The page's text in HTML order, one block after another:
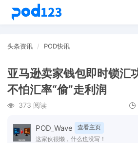
头条资讯 POD快讯
亚马逊卖家钱包即时锁汇
不怕汇率“偷”走利润
373 阅读
POD_Wave
查看主页
这家伙很懒，什么也没写！